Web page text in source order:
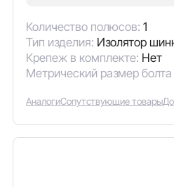
Количество полюсов: 1
Тип изделия: Изолятор
Крепеж в комплекте: Нет
Метрический размер
АналогиСопутствующие товары